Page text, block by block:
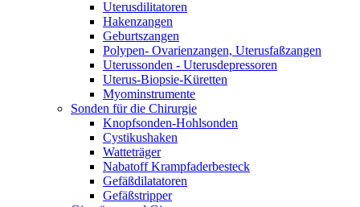
Uterusdilitatoren
Hakenzangen
Geburtszangen
Polypen- Ovarienzangen, Uterusfaßzangen
Uterussonden - Uterusdepressoren
Uterus-Biopsie-Küretten
Myominstrumente
Sonden für die Chirurgie
Knopfsonden-Hohlsonden
Cystikushaken
Watteträger
Nabatoff Krampfaderbesteck
Gefäßdilatatoren
Gefäßstripper